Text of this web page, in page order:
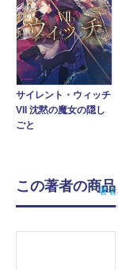
サイレント・ウィッチ
VII 沈黙の魔女の隠し
ごと
この著者の商品
著